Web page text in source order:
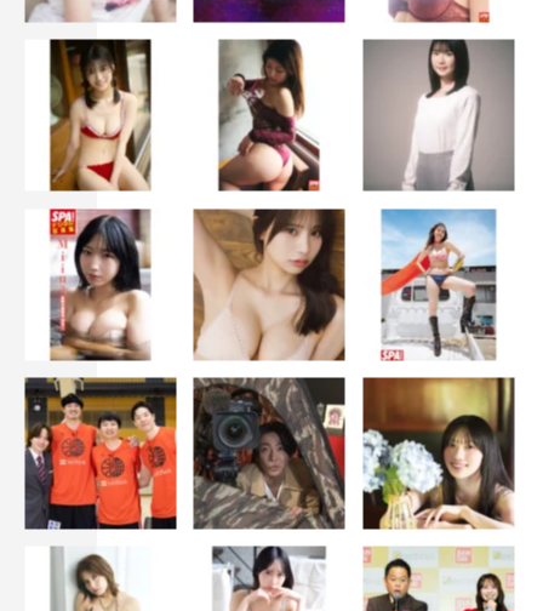
きたと感じていて、お芝居をしていて楽しくて楽しくて仕
方ないです。そんな空気が視聴者の方にも届けられればう
れしいです。
撮影で岐阜県に長期滞在させていただいているのですが、
食事もおいしくて、お惣菜を買いに何度も何度も通うほど
のお気に入りの和食店も見つけちゃいました。自然だけで
なく文化や伝統も大切にしている岐阜県の魅力をドラマで
もあますところなくお届けできればと思っています。
土曜の夜に、ハルコさんにバッサ、バッサと切られて、爽
快な1週間の終わりにしていただければと思います。とっ
ても楽しいドラマになっていると思いますので、ぜひ楽し
みに、待っていてください！
あらすじ
“令和の水戸黄門”が1年ぶりに帰ってくる。
歯に衣着せぬ毒舌アラ還名古屋マダム・中島ハルコ（61）
が舎弟？ バディ？ のグルメ誌編集者・菊池いづみ
（39）、助さん格さんコンビと共に、世の悩みや不正をば